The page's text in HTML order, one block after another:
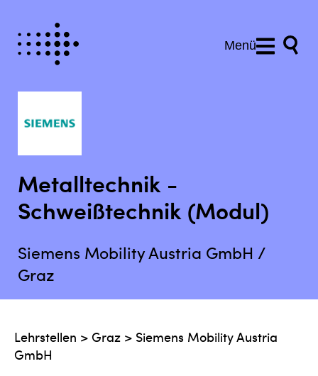
Menü
Metalltechnik -
Schweißtechnik (Modul)
Siemens Mobility Austria GmbH /
Graz
Lehrstellen > Graz > Siemens Mobility Austria
GmbH